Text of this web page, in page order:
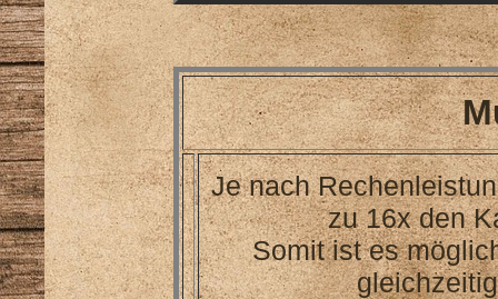
Je nach
zu 16x den
Somit ist es